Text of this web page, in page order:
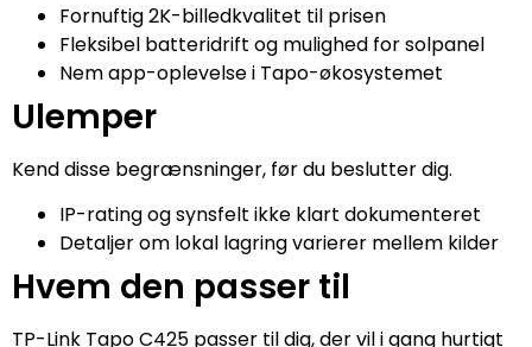
Fornuftig 2K-billedkvalitet til prisen
Fleksibel batteridrift og mulighed for solpanel
Nem app-oplevelse i Tapo-økosystemet
Ulemper
Kend disse begrænsninger, før du beslutter dig.
IP-rating og synsfelt ikke klart dokumenteret
Detaljer om lokal lagring varierer mellem kilder
Hvem den passer til
TP-Link Tapo C425 passer til dig, der vil i gang hurtigt